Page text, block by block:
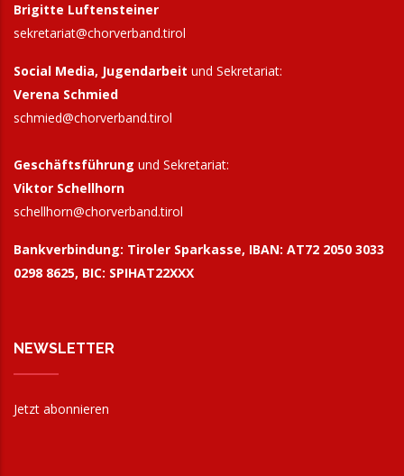
Brigitte Luftensteiner
sekretariat@chorverband.tirol
Social Media, Jugendarbeit und Sekretariat:
Verena Schmied
schmied@chorverband.tirol
Geschäftsführung und Sekretariat:
Viktor Schellhorn
schellhorn@chorverband.tirol
Bankverbindung: Tiroler Sparkasse, IBAN: AT72 2050 3033
0298 8625, BIC: SPIHAT22XXX
NEWSLETTER
Jetzt abonnieren